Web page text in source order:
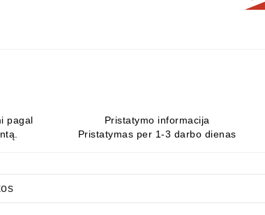
pagal
Pristatymo informacija
Pristatymas per 1-3 darbo dienas